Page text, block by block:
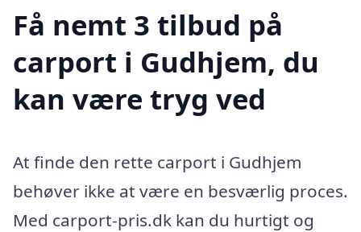
Få nemt 3 tilbud på
carport i Gudhjem, du
kan være tryg ved
At finde den rette carport i Gudhjem
behøver ikke at være en besværlig proces.
Med carport-pris.dk kan du hurtigt og